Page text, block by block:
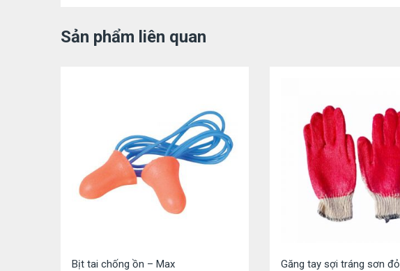
Sản phẩm liên quan
Bịt tai chống ồn – Max Găng tay sợi tráng sơn đỏ